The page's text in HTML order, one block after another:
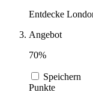
Entdecke
Angebot
70%
Speichern
Punkte